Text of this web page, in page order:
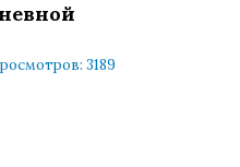
3189